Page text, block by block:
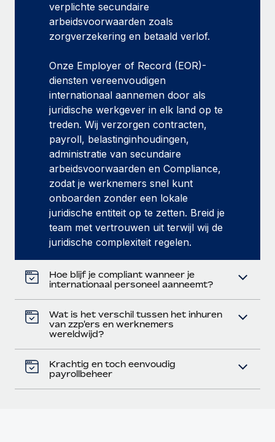
verplichte secundaire
arbeidsvoorwaarden zoals
zorgverzekering en betaald verlof.
Onze Employer of Record (EOR)-
diensten vereenvoudigen
internationaal aannemen door als
juridische werkgever in elk land op te
treden. Wij verzorgen contracten,
payroll, belastinginhoudingen,
administratie van secundaire
arbeidsvoorwaarden en Compliance,
zodat je werknemers snel kunt
onboarden zonder een lokale
juridische entiteit op te zetten. Breid je
team met vertrouwen uit terwijl wij de
juridische complexiteit regelen.
Hoe blijf je compliant wanneer je
internationaal personeel aanneemt?
Wat is het verschil tussen het inhuren
van zzp'ers en werknemers
wereldwijd?
Krachtig en toch eenvoudig
payrollbeheer